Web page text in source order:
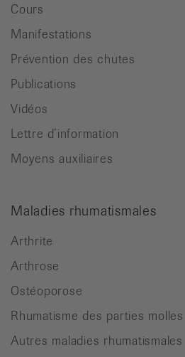
Cours
Manifestations
Prévention des chutes
Publications
Vidéos
Lettre d’information
Moyens auxiliaires
Maladies rhumatismales
Arthrite
Arthrose
Ostéoporose
Rhumatisme des parties molles
Autres maladies rhumatismales